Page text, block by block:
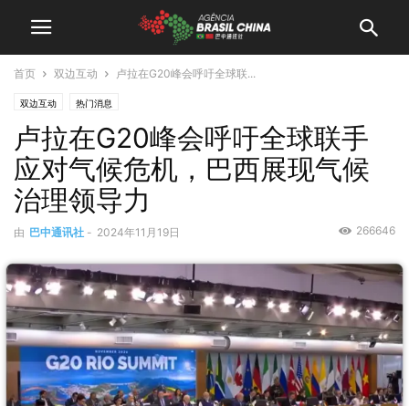
首页 双边互动 卢拉在G20峰会呼吁全球联...
双边互动 热门消息
卢拉在G20峰会呼吁全球联手
应对气候危机，巴西展现气候
治理领导力
由 巴中通讯社 - 2024年11月19日 266646